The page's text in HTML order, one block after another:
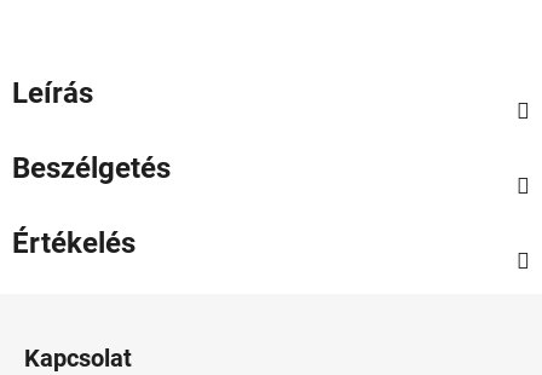
Leírás
Beszélgetés
Értékelés
Kapcsolat